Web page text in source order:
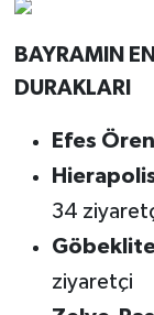
BAYRAMIN
DURAKLARI
Efes
34
ziyaretçi